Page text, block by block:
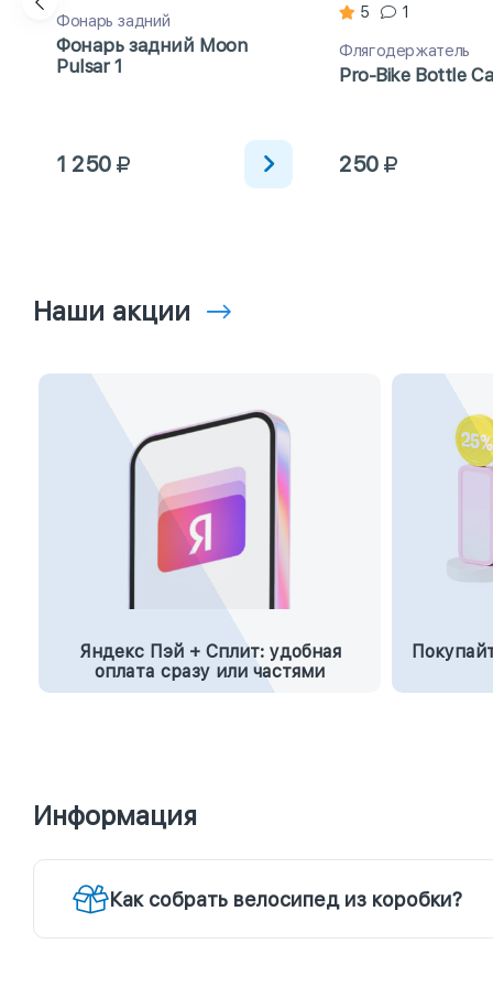
Фонарь задний
Фонарь задний Moon
Pulsar 1
1 250
5 1
Флягодержатель
Pro-Bike Bottle
250
Наши акции
Яндекс Пэй + Сплит: удобная
оплата сразу или частями
Информация
Как собрать велосипед из коробки?